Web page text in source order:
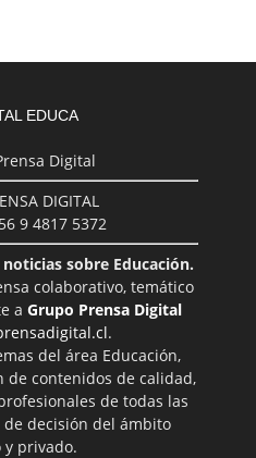
DIGITAL
9 4817 5372
sobre Educación.
colaborativo, temático
a Grupo Prensa Digital
.
del área Educación,
contenidos de calidad,
de todas las
decisión del ámbito
y privado.